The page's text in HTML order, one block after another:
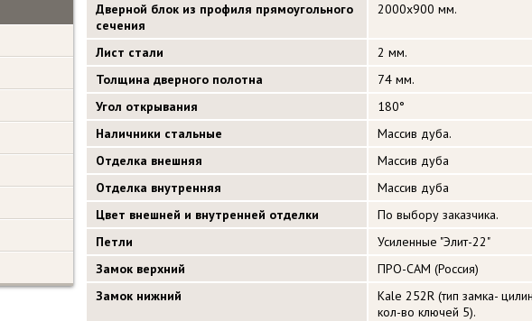
Дверной блок из профиля прямоугольного
сечения
2000х900 мм.
Лист стали
2 мм.
Толщина дверного полотна
74 мм.
Угол открывания
180°
Наличники стальные
Массив дуба.
Отделка внешняя
Массив дуба
Отделка внутренняя
Массив дуба
Цвет внешней и внутренней отделки
По выбору заказчика.
Петли
Усиленные "Элит-22"
Замок верхний
ПРО-САМ (Россия)
Замок нижний
Kale 252R (тип замка-
кол-во ключей 5).